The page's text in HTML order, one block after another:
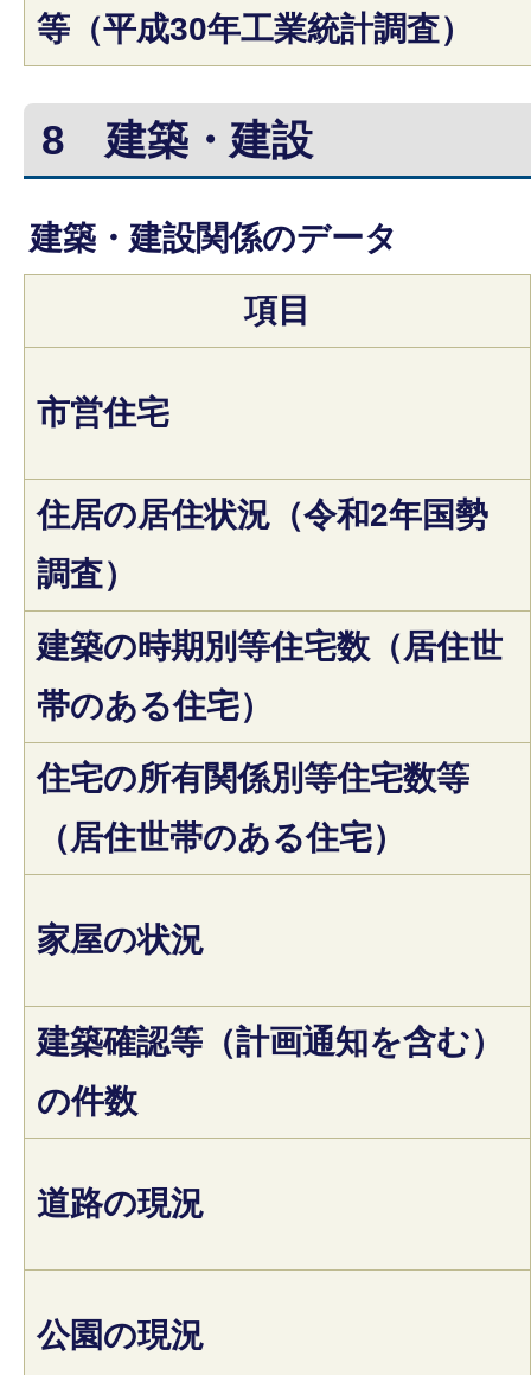
等（平成30年工業統計調査）
8 建築・建設
建築・建設関係のデータ
項目
市営住宅
住居の居住状況（令和2年国勢
調査）
建築の時期別等住宅数（居住世
帯のある住宅）
住宅の所有関係別等住宅数等
（居住世帯のある住宅）
家屋の状況
建築確認等（計画通知を含む）
の件数
道路の現況
公園の現況